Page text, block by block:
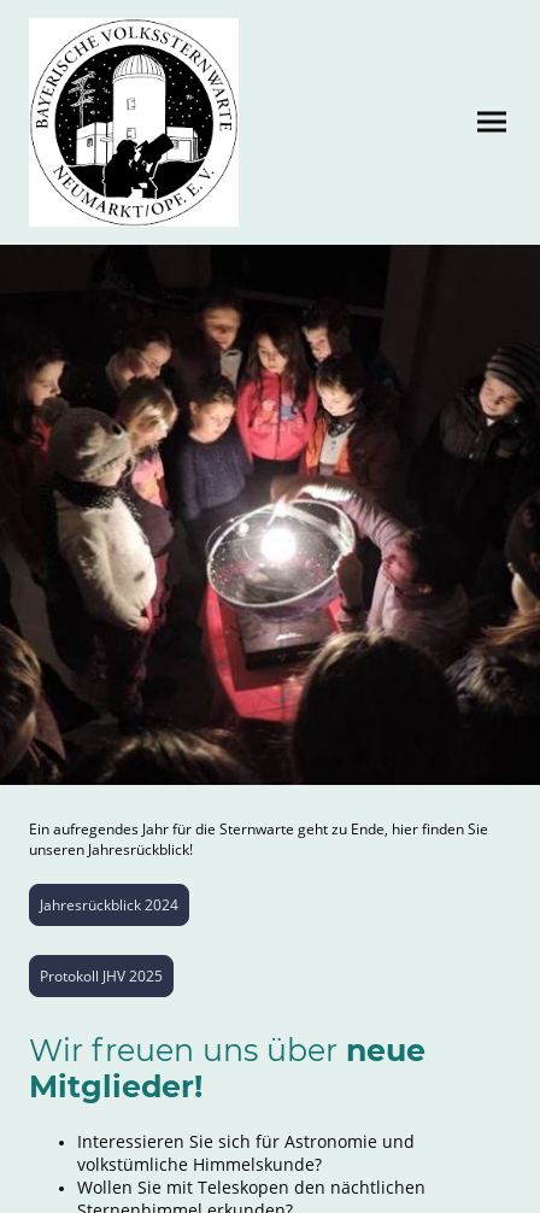
Ein aufregendes Jahr für die Sternwarte geht zu Ende, hier finden Sie
unseren Jahresrückblick!
Jahresrückblick 2024
Protokoll JHV 2025
Wir freuen uns über neue
Mitglieder!
Interessieren Sie sich für Astronomie und
volkstümliche Himmelskunde?
Wollen Sie mit Teleskopen den nächtlichen